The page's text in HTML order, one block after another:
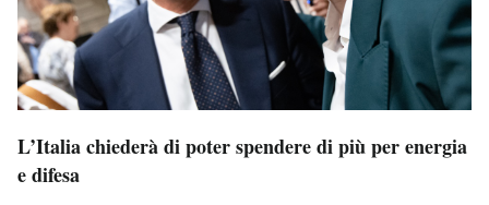
L’Italia chiederà di poter spendere di più per energia
e difesa